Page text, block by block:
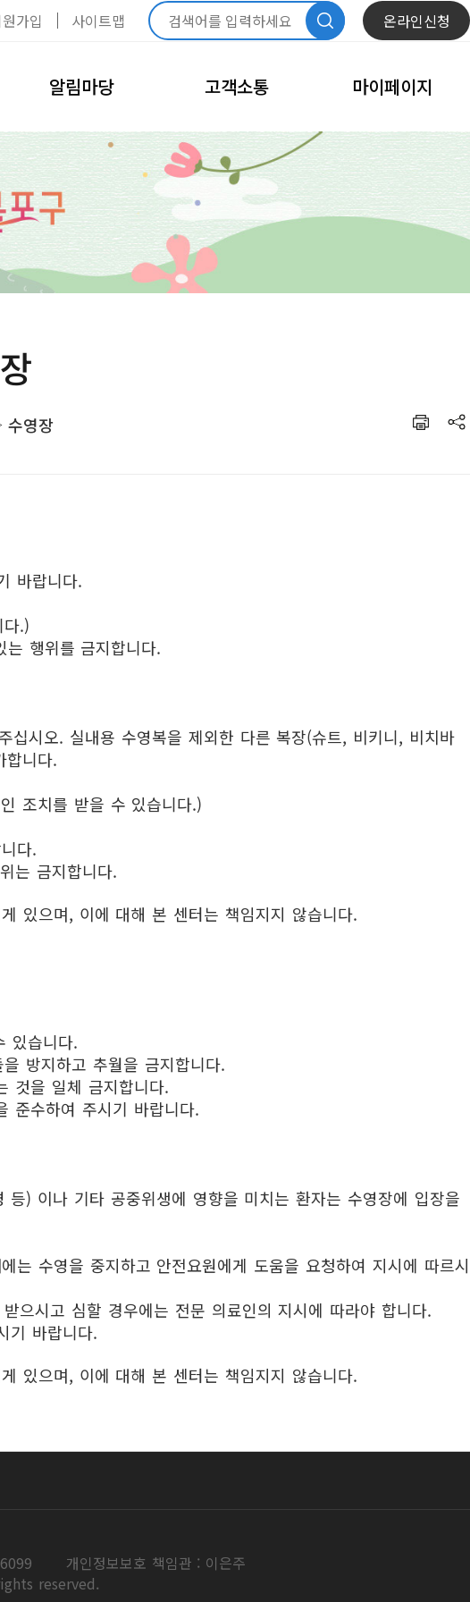
가입 사이트맵 온라인신청
알림마당
공지사항
자료실
채용공고
고객소통
자주묻는질문
문화
체육
이달의 일정
마이페이지
내정보관리
모바일회원카드
회원정보수정
비밀번호변경
수강신청내역
수영장
바랍니다.
.)
행위를 금지합니다.
시오. 실내용 수영복을 제외한 다른 복장(슈트, 비키니, 비치바
합니다.
조치를 받을 수 있습니다.)
다.
는 금지합니다.
있으며, 이에 대해 본 센터는 책임지지 않습니다.
있습니다.
방지하고 추월을 금지합니다.
것을 일체 금지합니다.
준수하여 주시기 바랍니다.
) 이나 기타 공중위생에 영향을 미치는 환자는 수영장에 입장을
수영을 중지하고 안전요원에게 도움을 요청하여 지시에 따르시
으시고 심할 경우에는 전문 의료인의 지시에 따라야 합니다.
기 바랍니다.
있으며, 이에 대해 본 센터는 책임지지 않습니다.
개인정보보호 책임관 : 이은주
reserved.